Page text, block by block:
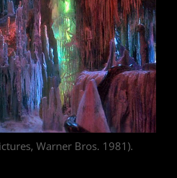
Warner Bros. 1981).